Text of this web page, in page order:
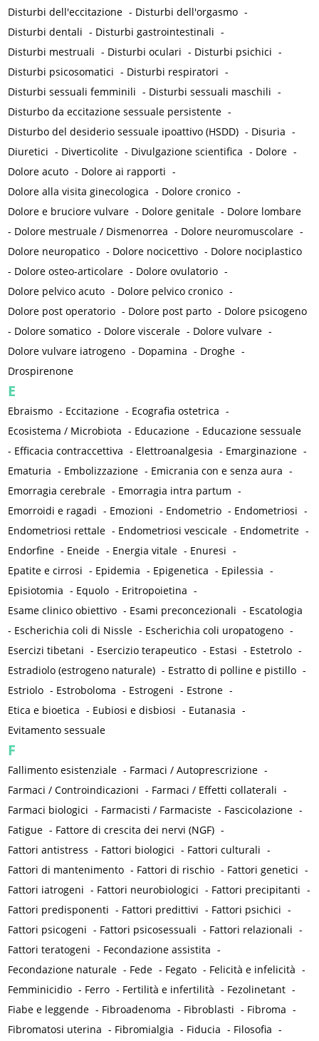
Disturbi dell'eccitazione - Disturbi dell'orgasmo -
Disturbi dentali - Disturbi gastrointestinali -
Disturbi mestruali - Disturbi oculari - Disturbi psichici -
Disturbi psicosomatici - Disturbi respiratori -
Disturbi sessuali femminili - Disturbi sessuali maschili -
Disturbo da eccitazione sessuale persistente -
Disturbo del desiderio sessuale ipoattivo (HSDD) - Disuria -
Diuretici - Diverticolite - Divulgazione scientifica - Dolore -
Dolore acuto - Dolore ai rapporti -
Dolore alla visita ginecologica - Dolore cronico -
Dolore e bruciore vulvare - Dolore genitale - Dolore lombare
- Dolore mestruale / Dismenorrea - Dolore neuromuscolare -
Dolore neuropatico - Dolore nocicettivo - Dolore nociplastico
- Dolore osteo-articolare - Dolore ovulatorio -
Dolore pelvico acuto - Dolore pelvico cronico -
Dolore post operatorio - Dolore post parto - Dolore psicogeno
- Dolore somatico - Dolore viscerale - Dolore vulvare -
Dolore vulvare iatrogeno - Dopamina - Droghe -
Drospirenone
E
Ebraismo - Eccitazione - Ecografia ostetrica -
Ecosistema / Microbiota - Educazione - Educazione sessuale
- Efficacia contraccettiva - Elettroanalgesia - Emarginazione -
Ematuria - Embolizzazione - Emicrania con e senza aura -
Emorragia cerebrale - Emorragia intra partum -
Emorroidi e ragadi - Emozioni - Endometrio - Endometriosi -
Endometriosi rettale - Endometriosi vescicale - Endometrite -
Endorfine - Eneide - Energia vitale - Enuresi -
Epatite e cirrosi - Epidemia - Epigenetica - Epilessia -
Episiotomia - Equolo - Eritropoietina -
Esame clinico obiettivo - Esami preconcezionali - Escatologia
- Escherichia coli di Nissle - Escherichia coli uropatogeno -
Esercizi tibetani - Esercizio terapeutico - Estasi - Estetrolo -
Estradiolo (estrogeno naturale) - Estratto di polline e pistillo -
Estriolo - Estroboloma - Estrogeni - Estrone -
Etica e bioetica - Eubiosi e disbiosi - Eutanasia -
Evitamento sessuale
F
Fallimento esistenziale - Farmaci / Autoprescrizione -
Farmaci / Controindicazioni - Farmaci / Effetti collaterali -
Farmaci biologici - Farmacisti / Farmaciste - Fascicolazione -
Fatigue - Fattore di crescita dei nervi (NGF) -
Fattori antistress - Fattori biologici - Fattori culturali -
Fattori di mantenimento - Fattori di rischio - Fattori genetici -
Fattori iatrogeni - Fattori neurobiologici - Fattori precipitanti -
Fattori predisponenti - Fattori predittivi - Fattori psichici -
Fattori psicogeni - Fattori psicosessuali - Fattori relazionali -
Fattori teratogeni - Fecondazione assistita -
Fecondazione naturale - Fede - Fegato - Felicità e infelicità -
Femminicidio - Ferro - Fertilità e infertilità - Fezolinetant -
Fiabe e leggende - Fibroadenoma - Fibroblasti - Fibroma -
Fibromatosi uterina - Fibromialgia - Fiducia - Filosofia -